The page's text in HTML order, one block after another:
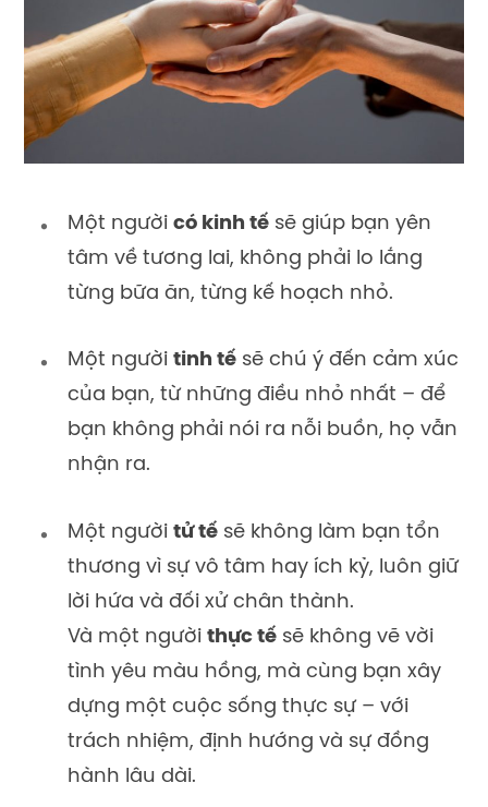
Một người có kinh tế sẽ giúp bạn yên
tâm về tương lai, không phải lo lắng
từng bữa ăn, từng kế hoạch nhỏ.
Một người tinh tế sẽ chú ý đến cảm xúc
của bạn, từ những điều nhỏ nhất – để
bạn không phải nói ra nỗi buồn, họ vẫn
nhận ra.
Một người tử tế sẽ không làm bạn tổn
thương vì sự vô tâm hay ích kỷ, luôn giữ
lời hứa và đối xử chân thành.
Và một người thực tế sẽ không vẽ vời
tình yêu màu hồng, mà cùng bạn xây
dựng một cuộc sống thực sự – với
trách nhiệm, định hướng và sự đồng
hành lâu dài.